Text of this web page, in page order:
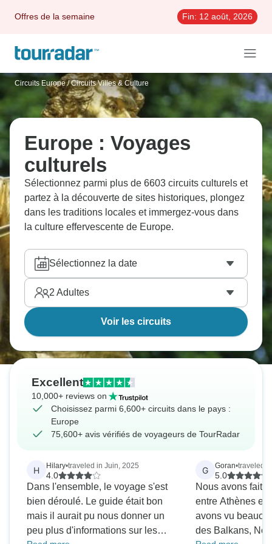
Offres de la semaine Fin: 12 août, 2026
Circuits Europe / Circuits Villes & Culture
Europe : Voyages
culturels
Sélectionnez parmi plus de 6603 circuits culturels et
partez à la découverte de sites historiques, plongez
dans les traditions locales et immergez-vous dans
la culture effervescente de Europe.
Sélectionnez la date
2 Adultes
Voir les circuits
Excellent
10,000+ reviews on
Choisissez parmi 6,600+ circuits dans le pays :
Europe
75,600+ avis vérifiés de voyageurs de TourRadar
H Hilary•traveled in Juin, 2025
4.0
Dans l'ensemble, le voyage s'est
bien déroulé. Le guide était bon
mais il aurait pu nous donner un
peu plus d'informations sur les
G Goran•traveled
5.0
Nous avons fait
entre Athènes et
avons vu
des Balkans,